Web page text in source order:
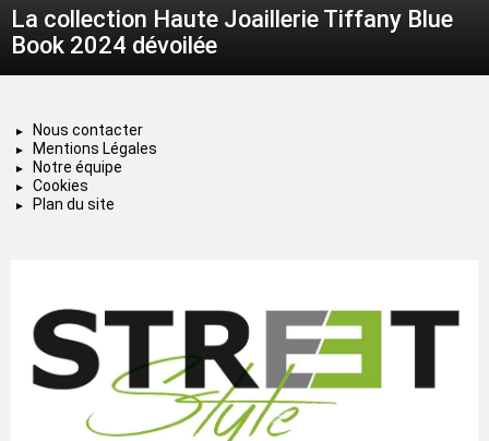
La collection Haute Joaillerie Tiffany Blue
Book 2024 dévoilée
Nous contacter
Mentions Légales
Notre équipe
Cookies
Plan du site